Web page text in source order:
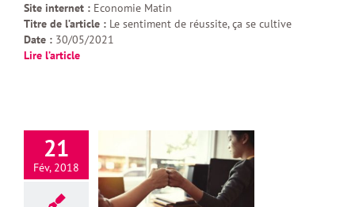
Site internet : Economie Matin
Titre de l’article : Le sentiment de réussite, ça se cultive
Date : 30/05/2021
Lire l’article
21
Fév, 2018